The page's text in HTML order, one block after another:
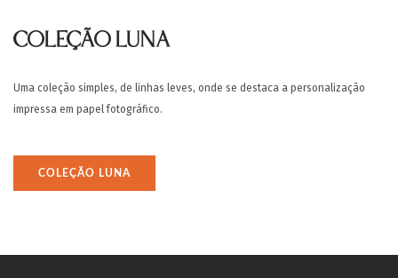
COLEÇÃO LUNA
Uma coleção simples, de linhas leves, onde se destaca a personalização
impressa em papel fotográfico.
COLEÇÃO LUNA